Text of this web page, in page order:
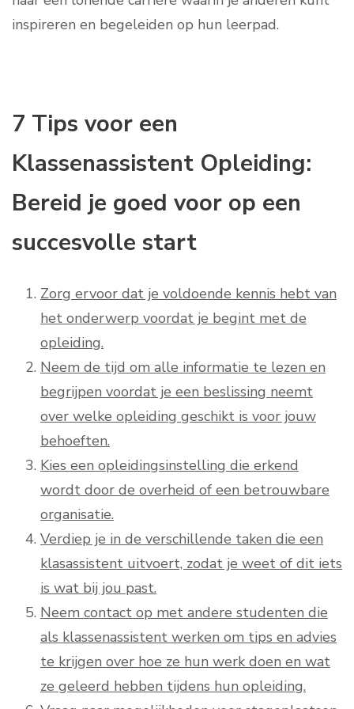
inspireren en begeleiden op hun leerpad.
7 Tips voor een
Klassenassistent Opleiding:
Bereid je goed voor op een
succesvolle start
Zorg ervoor dat je voldoende kennis hebt van
het onderwerp voordat je begint met de
opleiding.
Neem de tijd om alle informatie te lezen en
begrijpen voordat je een beslissing neemt
over welke opleiding geschikt is voor jouw
behoeften.
Kies een opleidingsinstelling die erkend
wordt door de overheid of een betrouwbare
organisatie.
Verdiep je in de verschillende taken die een
klasassistent uitvoert, zodat je weet of dit iets
is wat bij jou past.
Neem contact op met andere studenten die
als klassenassistent werken om tips en advies
te krijgen over hoe ze hun werk doen en wat
ze geleerd hebben tijdens hun opleiding.